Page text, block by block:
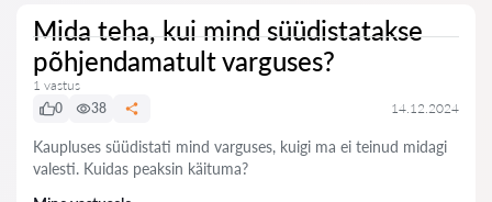
Mida teha, kui mind süüdistatakse
põhjendamatult varguses?
1 vastus
0
38 14.12.2024
Kaupluses süüdistati mind varguses, kuigi ma ei teinud midagi
valesti. Kuidas peaksin käituma?